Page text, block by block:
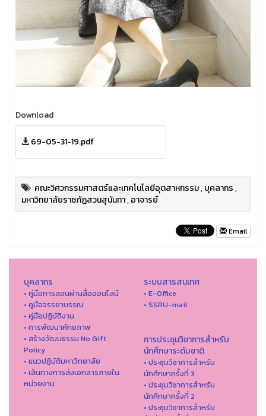
Download
69-05-31-19.pdf
คณะวิศวกรรมศาสตร์และเทคโนโลยีอุตสาหกรรม,บุคลากร,
มหาวิทยาลัยราชภัฏสวนสุนันทา,อาจารย์
Email
บุคลากร
• คู่มือการสอนผ่านสื่อออนไลน์
• คูมือจรรยาบรรณ
• คู่มือปฏิบัติงาน
• การพัฒนาศักยภาพ
• สร้างวัฒนธรรม No Gift
Policy
• แนวปฏิบัติมหาวิทยาลัย
• เส้นทางการส่งเอกสารภายใน
หน่วยงาน
ระบบสารสนเทศ
• E-Office
• SSRU-mail
การประชุมวิชาการสำหรับ
นักศึกษาระดับชาติ
• ประชุมวิชาการสำหรับ
นักศึกษาครั้งที่ 3
• ประชุมวิชาการสำหรับ
นักศึกษาครั้งที่ 2
• ประชุมวิชาการสำหรับ